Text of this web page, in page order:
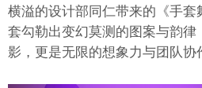
横溢的设计部同仁带来的《手
套勾勒出变幻莫测的图案与韵
影，更是无限的想象力与团队协